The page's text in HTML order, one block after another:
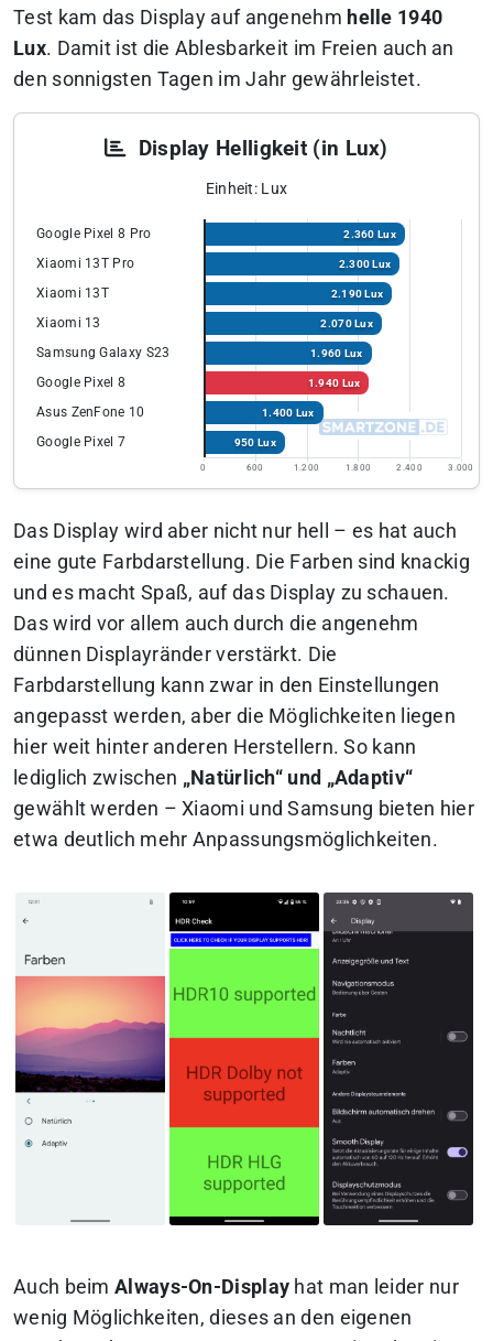
Test kam das Display auf angenehm helle 1940
Lux. Damit ist die Ablesbarkeit im Freien auch an
den sonnigsten Tagen im Jahr gewährleistet.
Display Helligkeit (in Lux)
Einheit: Lux
Google Pixel 8 Pro 2.360 Lux
Xiaomi 13T Pro 2.300 Lux
Xiaomi 13T 2.190 Lux
Xiaomi 13 2.070 Lux
Samsung Galaxy S23 1.960 Lux
Google Pixel 8 1.940 Lux
Asus ZenFone 10 1.400 Lux
Google Pixel 7 950 Lux
0 600 1.200 1.800 2.400 3.000
Das Display wird aber nicht nur hell – es hat auch
eine gute Farbdarstellung. Die Farben sind knackig
und es macht Spaß, auf das Display zu schauen.
Das wird vor allem auch durch die angenehm
dünnen Displayränder verstärkt. Die
Farbdarstellung kann zwar in den Einstellungen
angepasst werden, aber die Möglichkeiten liegen
hier weit hinter anderen Herstellern. So kann
lediglich zwischen „Natürlich“ und „Adaptiv“
gewählt werden – Xiaomi und Samsung bieten hier
etwa deutlich mehr Anpassungsmöglichkeiten.
Auch beim Always-On-Display hat man leider nur
wenig Möglichkeiten, dieses an den eigenen